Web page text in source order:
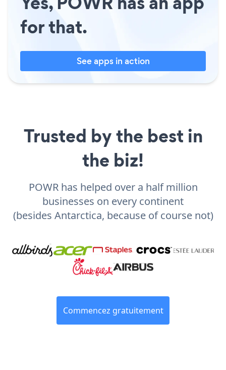
for that.
See apps in action
Trusted by the best in
the biz!
POWR has helped over a half million
businesses on every continent
(besides Antarctica, because of course not)
Commencez gratuitement